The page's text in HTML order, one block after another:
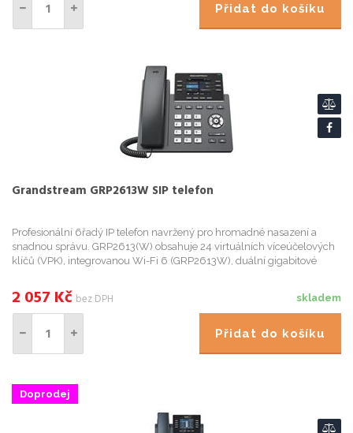
Přidat do košíku
Grandstream GRP2613W SIP telefon
Profesionální 6řadý IP telefon navržený pro hromadné nasazení a
snadnou správu. GRP2613(W) obsahuje 24 virtuálních víceúčelových
klíčů (VPK), integrovanou Wi-Fi 6 (GRP2613W), duální gigabitové
skladem
2 057 Kč bez DPH
Přidat do košíku
Doprodej